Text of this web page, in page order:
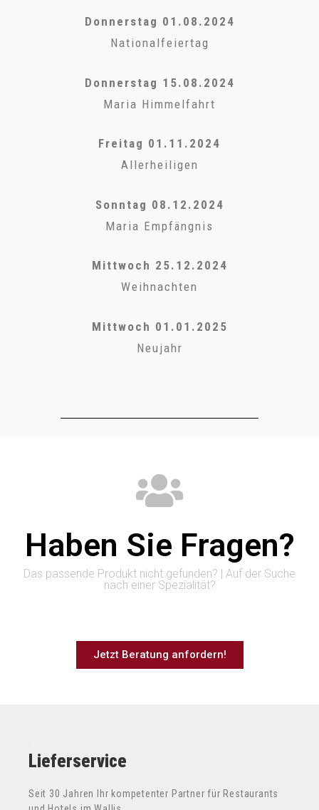
Donnerstag 01.08.2024
Nationalfeiertag
Donnerstag 15.08.2024
Maria Himmelfahrt
Freitag 01.11.2024
Allerheiligen
Sonntag 08.12.2024
Maria Empfängnis
Mittwoch 25.12.2024
Weihnachten
Mittwoch 01.01.2025
Neujahr
Haben Sie Fragen?
Das passende Produkt nicht gefunden? | Auf der Suche
nach einer Spezialität?
Jetzt Beratung anfordern!
Lieferservice
Seit 30 Jahren Ihr kompetenter Partner für Restaurants